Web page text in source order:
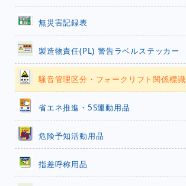
無災害記録表
製造物責任(PL) 警告ラベルステッカー
騒音管理区分・フォークリフト関係標識
省エネ推進・5S運動用品
危険予知活動用品
指差呼称用品